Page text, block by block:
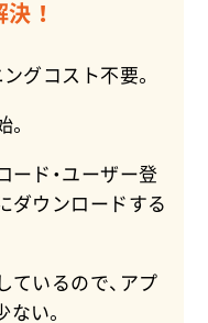
ました。
トしました。
スタートしまし
がスタートしま
！
グコスト不要。
ード・ユーザー登
ダウンロードする
ているので、アプ
い。